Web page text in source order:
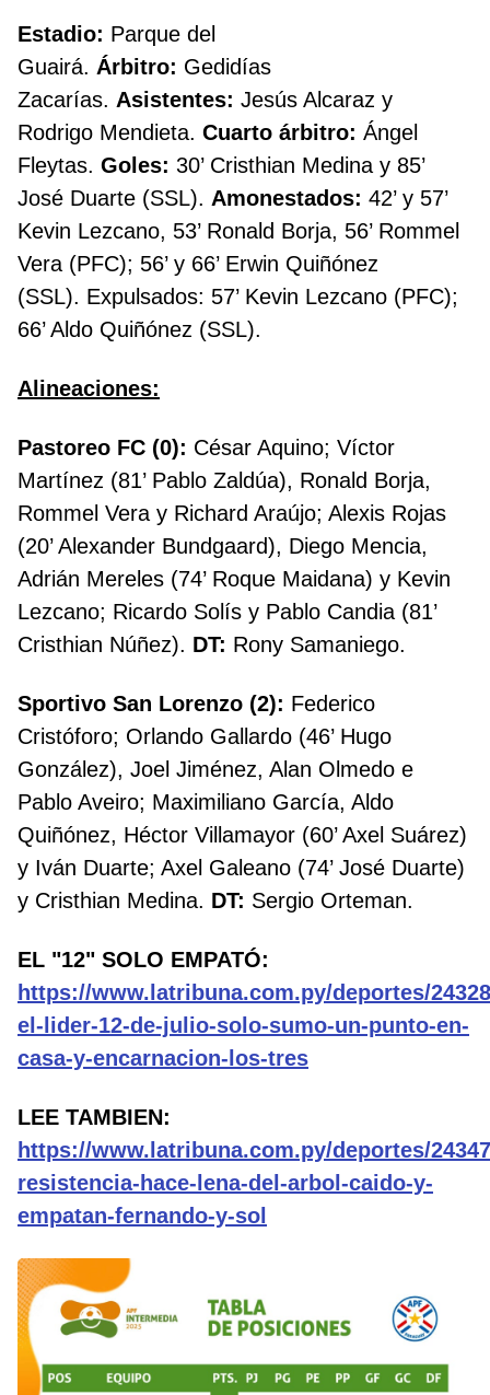
Estadio: Parque del
Guairá. Árbitro: Gedidías
Zacarías. Asistentes: Jesús Alcaraz y
Rodrigo Mendieta. Cuarto árbitro: Ángel
Fleytas. Goles: 30’ Cristhian Medina y 85’
José Duarte (SSL). Amonestados: 42’ y 57’
Kevin Lezcano, 53’ Ronald Borja, 56’ Rommel
Vera (PFC); 56’ y 66’ Erwin Quiñónez
(SSL). Expulsados: 57’ Kevin Lezcano (PFC);
66’ Aldo Quiñónez (SSL).
Alineaciones:
Pastoreo FC (0): César Aquino; Víctor
Martínez (81’ Pablo Zaldúa), Ronald Borja,
Rommel Vera y Richard Araújo; Alexis Rojas
(20’ Alexander Bundgaard), Diego Mencia,
Adrián Mereles (74’ Roque Maidana) y Kevin
Lezcano; Ricardo Solís y Pablo Candia (81’
Cristhian Núñez). DT: Rony Samaniego.
Sportivo San Lorenzo (2): Federico
Cristóforo; Orlando Gallardo (46’ Hugo
González), Joel Jiménez, Alan Olmedo e
Pablo Aveiro; Maximiliano García, Aldo
Quiñónez, Héctor Villamayor (60’ Axel Suárez)
y Iván Duarte; Axel Galeano (74’ José Duarte)
y Cristhian Medina. DT: Sergio Orteman.
EL "12" SOLO EMPATÓ:
https://www.latribuna.com.py/deportes/
el-lider-12-de-julio-solo-sumo-un-punto-en-
casa-y-encarnacion-los-tres
LEE TAMBIEN:
https://www.latribuna.com.py/deportes/
resistencia-hace-lena-del-arbol-caido-y-
empatan-fernando-y-sol